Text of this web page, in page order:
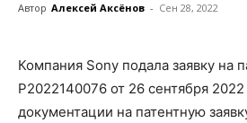
Автор Алексей Аксёнов - Сен 28, 2022
Компания Sony подала заявку на
P2022140076 от 26 сентября 2022
документации на патентную